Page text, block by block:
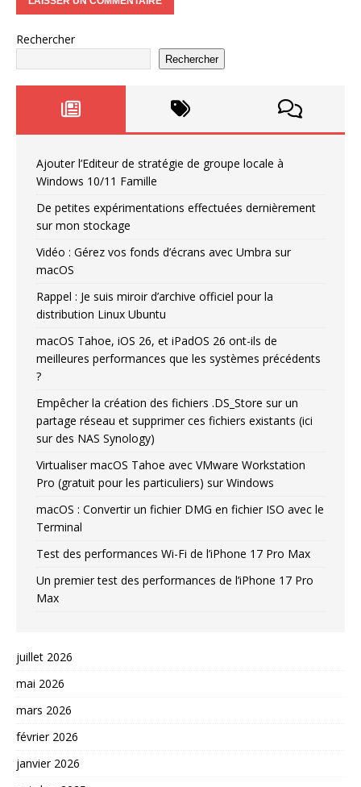
Rechercher
Rechercher
Ajouter l’Editeur de stratégie de groupe locale à
Windows 10/11 Famille
De petites expérimentations effectuées dernièrement
sur mon stockage
Vidéo : Gérez vos fonds d’écrans avec Umbra sur
macOS
Rappel : Je suis miroir d’archive officiel pour la
distribution Linux Ubuntu
macOS Tahoe, iOS 26, et iPadOS 26 ont-ils de
meilleures performances que les systèmes précédents
?
Empêcher la création des fichiers .DS_Store sur un
partage réseau et supprimer ces fichiers existants (ici
sur des NAS Synology)
Virtualiser macOS Tahoe avec VMware Workstation
Pro (gratuit pour les particuliers) sur Windows
macOS : Convertir un fichier DMG en fichier ISO avec le
Terminal
Test des performances Wi-Fi de l’iPhone 17 Pro Max
Un premier test des performances de l’iPhone 17 Pro
Max
juillet 2026
mai 2026
mars 2026
février 2026
janvier 2026